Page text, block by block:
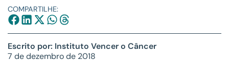
COMPARTILHE:
Escrito por: Instituto Vencer o Câncer
7 de dezembro de 2018